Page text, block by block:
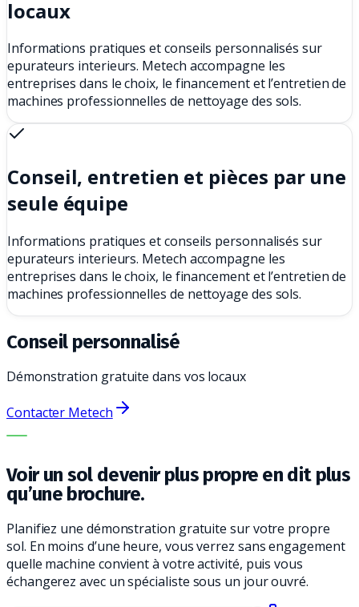
locaux
Informations pratiques et conseils personnalisés sur
epurateurs interieurs. Metech accompagne les
entreprises dans le choix, le financement et l’entretien de
machines professionnelles de nettoyage des sols.
Conseil, entretien et pièces par une
seule équipe
Informations pratiques et conseils personnalisés sur
epurateurs interieurs. Metech accompagne les
entreprises dans le choix, le financement et l’entretien de
machines professionnelles de nettoyage des sols.
Conseil personnalisé
Démonstration gratuite dans vos locaux
Contacter Metech
LA BONNE MACHINE. LE MEILLEUR SERVICE.
Voir un sol devenir plus propre en dit plus
qu’une brochure.
Planifiez une démonstration gratuite sur votre propre
sol. En moins d’une heure, vous verrez sans engagement
quelle machine convient à votre activité, puis vous
échangerez avec un spécialiste sous un jour ouvré.